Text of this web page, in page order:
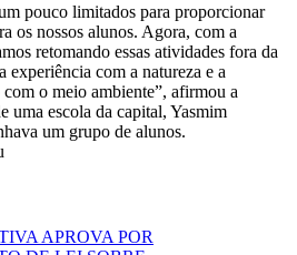
pouco limitados para proporcionar
os nossos alunos. Agora, com a
retomando essas atividades fora da
experiência com a natureza e a
o meio ambiente”, afirmou a
uma escola da capital, Yasmim
um grupo de alunos.
APROVA POR